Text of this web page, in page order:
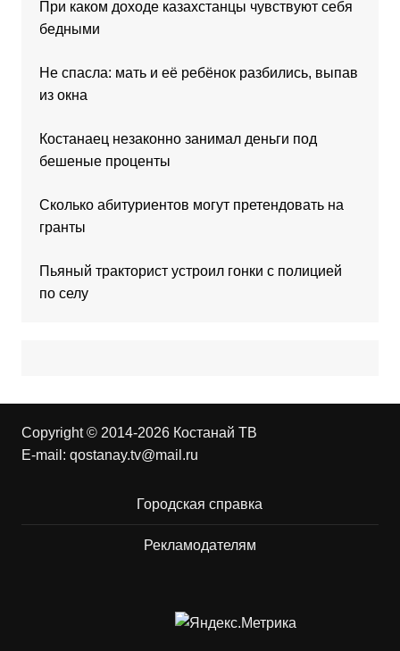
При каком доходе казахстанцы чувствуют себя
бедными
Не спасла: мать и её ребёнок разбились, выпав
из окна
Костанаец незаконно занимал деньги под
бешеные проценты
Сколько абитуриентов могут претендовать на
гранты
Пьяный тракторист устроил гонки с полицией
по селу
Copyright © 2014-2026 Костанай ТВ
E-mail: qostanay.tv@mail.ru
Городская справка
Рекламодателям